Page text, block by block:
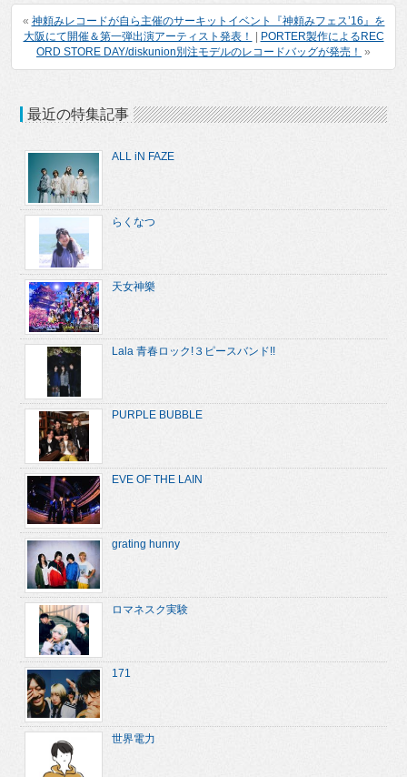
« 神頼みレコードが自ら主催のサーキットイベント『神頼みフェス’16』を
大阪にて開催＆第一弾出演アーティスト発表！
PORTER製作によるREC
ORD STORE DAY/diskunion別注モデルのレコードバッグが発売！ »
最近の特集記事
ALL iN FAZE
らくなつ
天女神樂
Lala 青春ロック!３ピースバンド!!
PURPLE BUBBLE
EVE OF THE LAIN
grating hunny
ロマネスク実験
171
世界電力